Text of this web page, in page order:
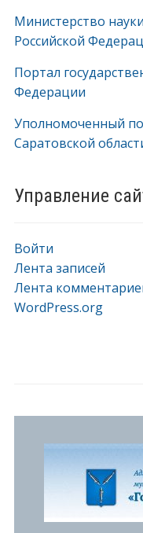
Министерство
Российской
Портал
Федерации
Уполномоченный
Саратовской
Управление
Войти
Лента записей
Лента
WordPress.org